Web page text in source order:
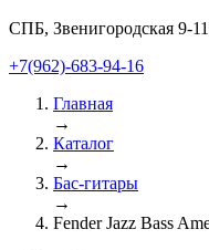
СПБ, Звенигородская 9-11
+7(962)-683-94-16
Главная
→
Каталог
→
Бас-гитары
→
Fender Jazz Bass